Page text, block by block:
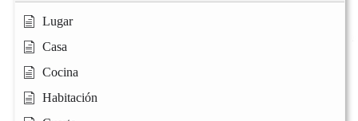
Lugar
Casa
Cocina
Habitación